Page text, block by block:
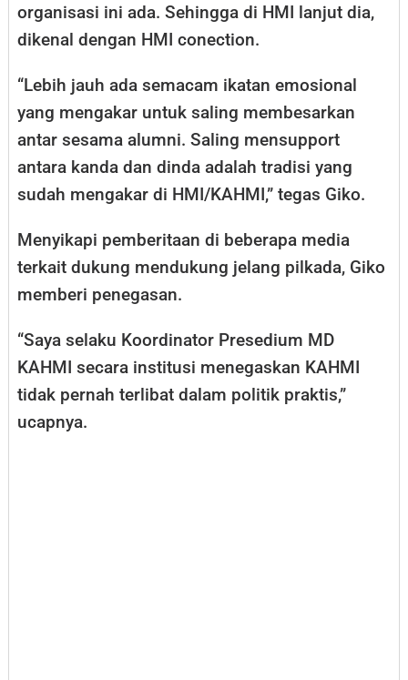
organisasi ini ada. Sehingga di HMI lanjut dia,
dikenal dengan HMI conection.
“Lebih jauh ada semacam ikatan emosional
yang mengakar untuk saling membesarkan
antar sesama alumni. Saling mensupport
antara kanda dan dinda adalah tradisi yang
sudah mengakar di HMI/KAHMI,” tegas Giko.
Menyikapi pemberitaan di beberapa media
terkait dukung mendukung jelang pilkada, Giko
memberi penegasan.
“Saya selaku Koordinator Presedium MD
KAHMI secara institusi menegaskan KAHMI
tidak pernah terlibat dalam politik praktis,”
ucapnya.